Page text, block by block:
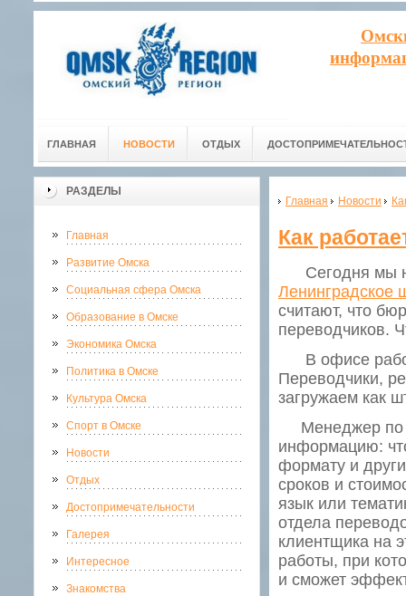
ГЛАВНАЯ НОВОСТИ ОТДЫХ
РАЗДЕЛЫ
Главная
Развитие Омска
Социальная сфера Омска
Образование в Омске
Экономика Омска
Политика в Омске
Культура Омска
Спорт в Омске
Новости
Отдых
Достопримечательности
Галерея
Интересное
Знакомства
Главная Новости
Как
Сегодня мы
Ленинградское
считают, что
переводчиков.
В офисе
Переводчики,
загружаем как
Менеджер по
информацию:
формату и
сроков и
язык или
отдела
клиентщика на
работы, при
и сможет